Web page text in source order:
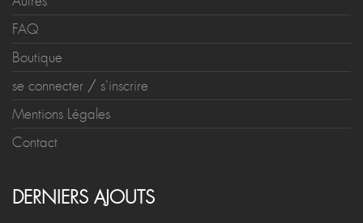
Autres
FAQ
Boutique
se connecter/s'inscrire
Mentions Légales